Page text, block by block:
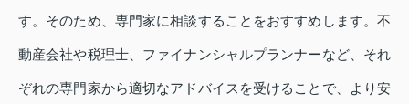
す。そのため、専門家に相談することをおすすめします。不
動産会社や税理士、ファイナンシャルプランナーなど、それ
ぞれの専門家から適切なアドバイスを受けることで、より安